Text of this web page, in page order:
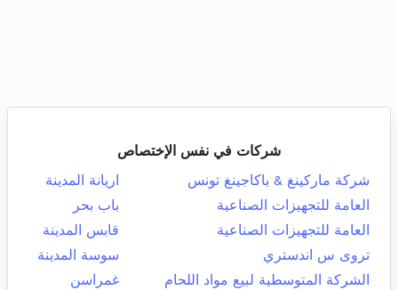
شركات في نفس الإختصاص
شركة ماركينغ & باكاجينغ تونس
اريانة المدينة
العامة للتجهيزات الصناعية
باب بحر
العامة للتجهيزات الصناعية
قابس المدينة
تروى س اندستري
سوسة المدينة
الشركة المتوسطية لبيع مواد اللحام
غمراسن